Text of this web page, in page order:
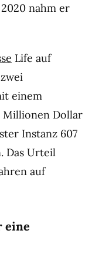
nahm er
Life auf
einem
Millionen Dollar
Instanz 607
Das Urteil
auf
eine